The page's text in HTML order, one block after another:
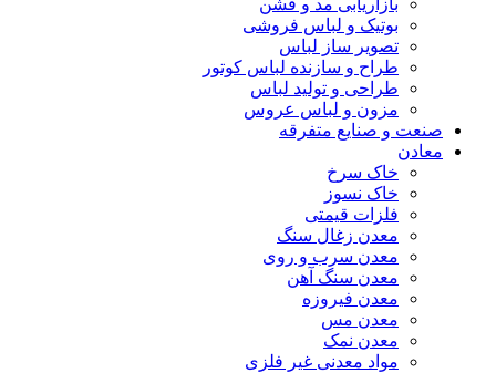
بازاریابی مد و فشن
بوتیک و لباس فروشی
تصویر ساز لباس
طراح و سازنده لباس کوتور
طراحی و تولید لباس
مزون و لباس عروس
صنعت و صنایع متفرقه
معادن
خاک سرخ
خاک نسوز
فلزات قیمتی
معدن زغال سنگ
معدن سرب و روی
معدن سنگ آهن
معدن فیروزه
معدن مس
معدن نمک
مواد معدنی غیر فلزی